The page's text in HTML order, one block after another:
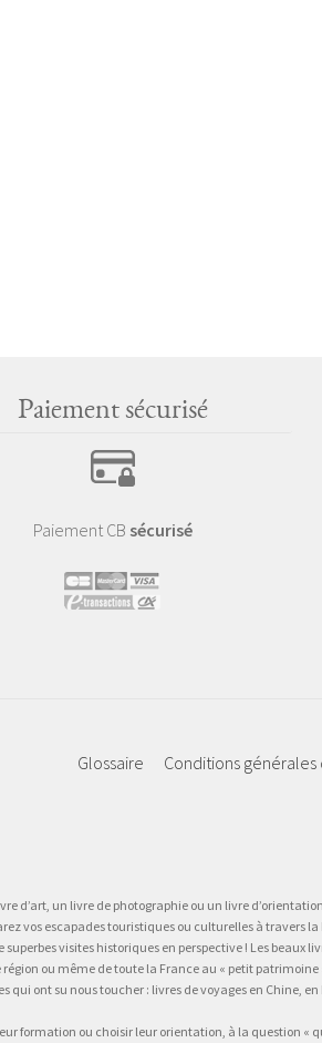
Paiement sécurisé
Paiement CB sécurisé
Glossaire Conditions
un livre de photographie ou un livre
vos escapades touristiques ou culturelles à travers
visites historiques en perspective ! Les beaux
ou même de toute la France au « petit
qui ont su nous toucher : livres de voyages en
formation ou choisir leur orientation, à la question «